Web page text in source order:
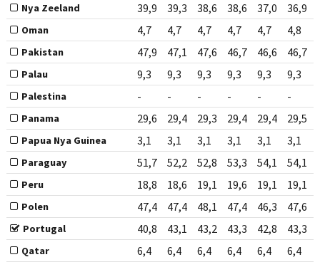
Nya Zeeland 39,9 39,3 38,6 38,6 37,0 36,9
Oman 4,7 4,7 4,7 4,7 4,7 4,8
Pakistan 47,9 47,1 47,6 46,7 46,6 46,7
Palau 9,3 9,3 9,3 9,3 9,3 9,3
Palestina - - - - - -
Panama 29,6 29,4 29,3 29,4 29,4 29,5
Papua Nya Guinea 3,1 3,1 3,1 3,1 3,1 3,1
Paraguay 51,7 52,2 52,8 53,3 54,1 54,1
Peru 18,8 18,6 19,1 19,6 19,1 19,1
Polen 47,4 47,4 48,1 47,4 46,3 47,6
Portugal 40,8 43,1 43,2 43,3 42,8 43,3
Qatar 6,4 6,4 6,4 6,4 6,4 6,4